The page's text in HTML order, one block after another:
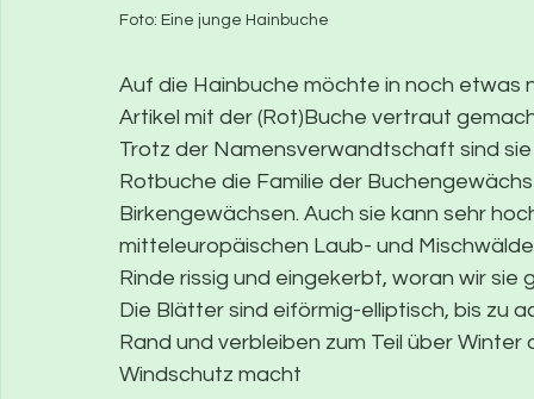
Foto: Eine junge Hainbuche
Auf die Hainbuche möchte in noch etwas
Artikel mit der (Rot)Buche vertraut
Trotz der Namensverwandtschaft sind
Rotbuche die Familie der
Birkengewächsen. Auch sie kann sehr
mitteleuropäischen Laub- und
Rinde rissig und eingekerbt, woran wir sie
Die Blätter sind eiförmig-elliptisch, bis zu
Rand und verbleiben zum Teil über
Windschutz macht